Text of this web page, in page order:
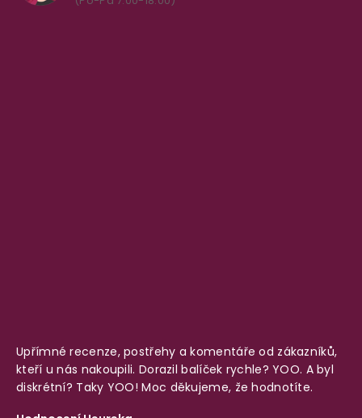
Upřímné recenze, postřehy a komentáře od zákazníků,
kteří u nás nakoupili. Dorazil balíček rychle? YOO. A byl
diskrétní? Taky YOO! Moc děkujeme, že hodnotíte.